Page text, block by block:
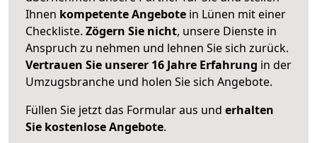
Ihnen kompetente Angebote in Lünen mit einer
Checkliste. Zögern Sie nicht, unsere Dienste in
Anspruch zu nehmen und lehnen Sie sich zurück.
Vertrauen Sie unserer 16 Jahre Erfahrung in der
Umzugsbranche und holen Sie sich Angebote.
Füllen Sie jetzt das Formular aus und erhalten
Sie kostenlose Angebote.